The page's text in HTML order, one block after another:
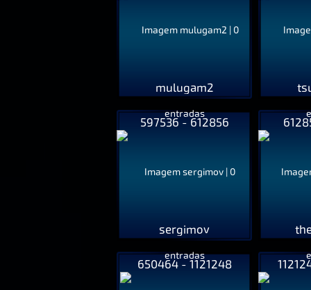
mulugam2
597536 - 612856
sergimov
650464 - 1121248